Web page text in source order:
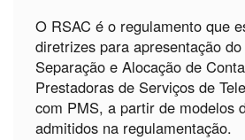
O RSAC é o regulamento que
diretrizes para apresentação
Separação e Alocação de
Prestadoras de Serviços de
com PMS, a partir de modelos
admitidos na regulamentação.